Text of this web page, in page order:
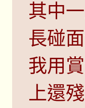
其中
長碰
我用
上還